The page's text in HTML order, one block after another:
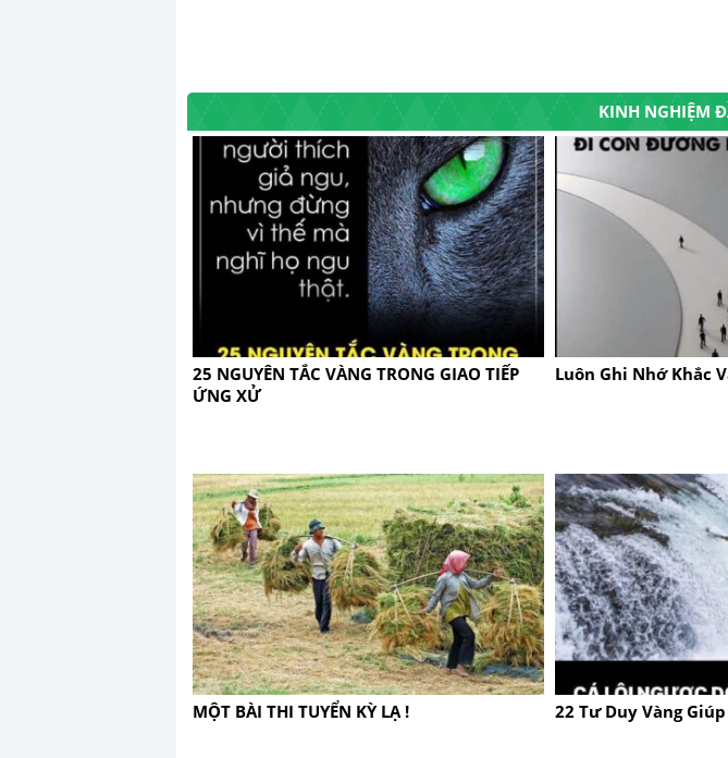
KINH NGHIỆM
25 NGUYÊN TẮC VÀNG TRONG GIAO TIẾP
ỨNG XỬ
Luôn Ghi Nhớ Khắc
MỘT BÀI THI TUYỂN KỲ LẠ ! 22 Tư Duy Vàng